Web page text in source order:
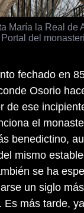
María la Real de
Portal del
fechado en
Osorio
de ese
el
benedictino,
mismo
se ha
un siglo
Es más tarde,